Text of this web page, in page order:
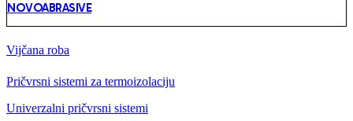
NOVOABRASIVE
Vijčana roba
Pričvrsni sistemi za termoizolaciju
Univerzalni pričvrsni sistemi